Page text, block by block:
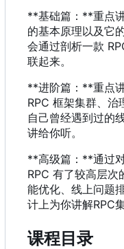
**基础篇：**重点
的基本原理以及它
会通过剖析一款
联起来。
**进阶篇：**重点
RPC 框架集群、治
自己曾经遇到过的
讲给你听。
**高级篇：**通过
RPC 有了较高层次
能优化、线上问题
计上为你讲解RPC
课程目录